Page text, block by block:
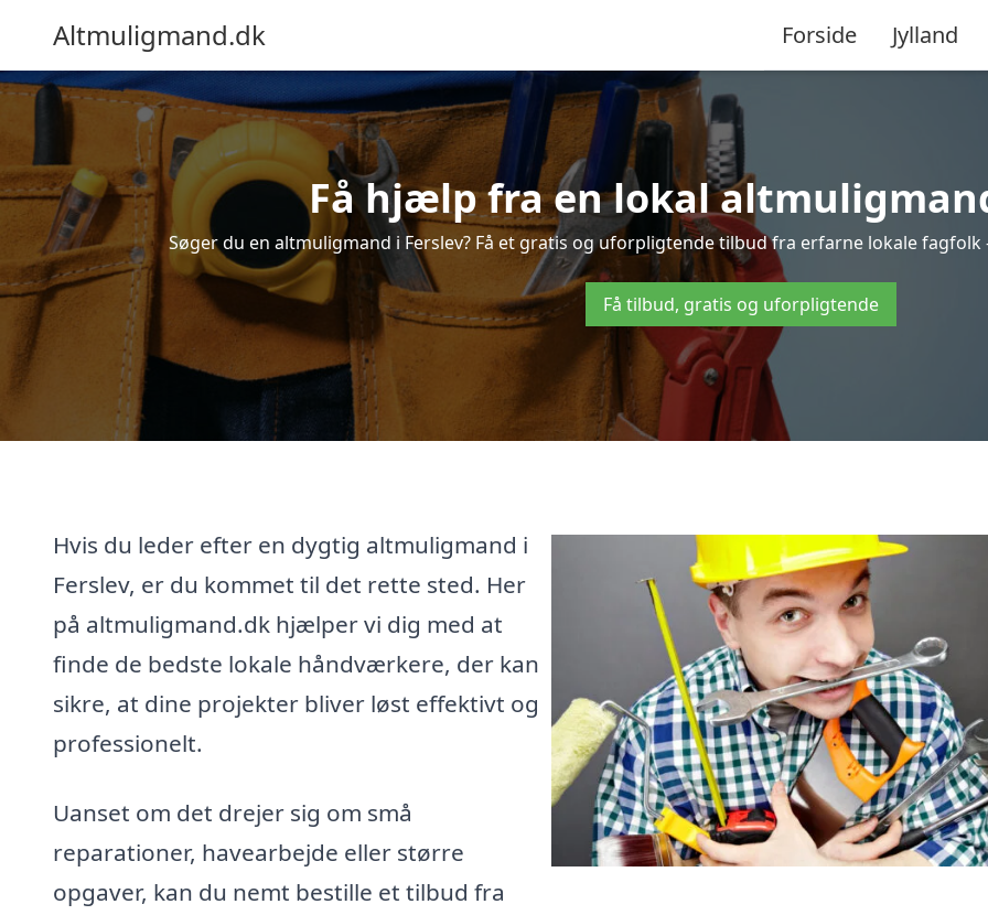
Altmuligmand.dk Forside Jylland
Få hjælp fra en lokal
Søger du en altmuligmand i Ferslev? Få et gratis og uforpligtende tilbud fra erfarne lokale
Få tilbud, gratis og uforpligtende
Hvis du leder efter en dygtig altmuligmand i
Ferslev, er du kommet til det rette sted. Her
på altmuligmand.dk hjælper vi dig med at
finde de bedste lokale håndværkere, der kan
sikre, at dine projekter bliver løst effektivt og
professionelt.
Uanset om det drejer sig om små
reparationer, havearbejde eller større
opgaver, kan du nemt bestille et tilbud fra